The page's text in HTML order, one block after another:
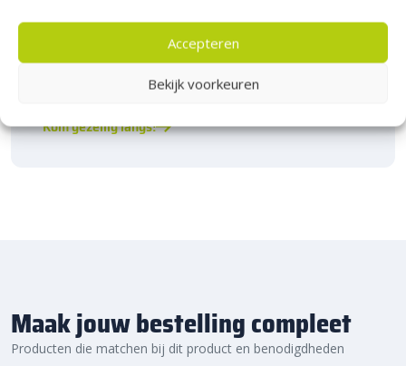
Accepteren
Bekijk voorkeuren
Bijna het gehele Kijlstra assortiment vind je in het
★ 2.500m² Experience Centre XXL in Heerde!
Kom gezellig langs!
Maak jouw bestelling compleet
Producten die matchen bij dit product en benodigdheden